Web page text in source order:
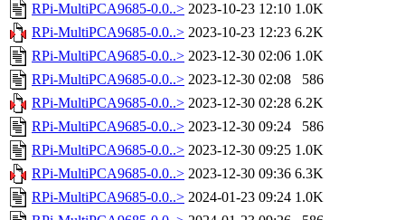
RPi-MultiPCA9685-0.0..> 2023-10-23 12:10 1.0K
RPi-MultiPCA9685-0.0..> 2023-10-23 12:23 6.2K
RPi-MultiPCA9685-0.0..> 2023-12-30 02:06 1.0K
RPi-MultiPCA9685-0.0..> 2023-12-30 02:08
586
RPi-MultiPCA9685-0.0..> 2023-12-30 02:28 6.2K
RPi-MultiPCA9685-0.0..> 2023-12-30 09:24
586
RPi-MultiPCA9685-0.0..> 2023-12-30 09:25 1.0K
RPi-MultiPCA9685-0.0..> 2023-12-30 09:36 6.3K
RPi-MultiPCA9685-0.0..> 2024-01-23 09:24 1.0K